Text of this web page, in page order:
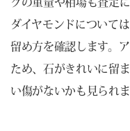
ダイヤモンドについて
留め方を確認します。
ため、石がきれいに留
い傷がないかも見られま